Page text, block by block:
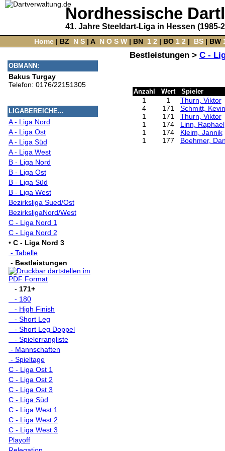
Nordhessische
41. Jahre Steeldart-Liga in Hessen (1985-
Home‌ | BZ N S‌ | A‌ N O S W‌ | BN‌ 1 2 | BO‌ 1 2 | BS| BW‌
Bestleistungen > C -
OBMANN:
Bakus Turgay
Telefon: 0176/22151305
LIGABEREICHE...
A - Liga Nord
A - Liga Ost
A - Liga Süd
A - Liga West
B - Liga Nord
B - Liga Ost
B - Liga Süd
B - Liga West
Bezirksliga Sued/Ost
BezirksligaNord/West
C - Liga Nord 1
C - Liga Nord 2
• C - Liga Nord 3
- Tabelle
- Bestleistungen
- 171+
- 180
- High Finish
- Short Leg
- Short Leg Doppel
- Spielerrangliste
- Mannschaften
- Spieltage
C - Liga Ost 1
C - Liga Ost 2
C - Liga Ost 3
C - Liga Süd
C - Liga West 1
C - Liga West 2
C - Liga West 3
Playoff
Anzahl Wert Spieler
1 1
Thurn, Viktor
4
171
Schmitt, Kevin
1
171
Thurn, Viktor
1
174
Linn, Raphael
1
174
Kleim, Jannik
1
177 Boehmer,